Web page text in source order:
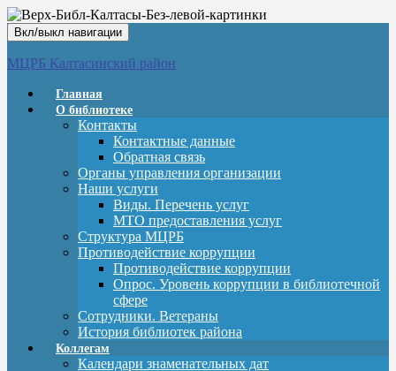
Вкл/выкл навигации
МЦРБ Калтасинский район
Главная
О библиотеке
Контакты
Контактные данные
Обратная связь
Органы управления организации
Наши услуги
Виды. Перечень услуг
МТО предоставления услуг
Структура МЦРБ
Противодействие коррупции
Противодействие коррупции
Опрос. Уровень коррупции в библиотечной
сфере
Сотрудники. Ветераны
История библиотек района
Коллегам
Календари знаменательных дат